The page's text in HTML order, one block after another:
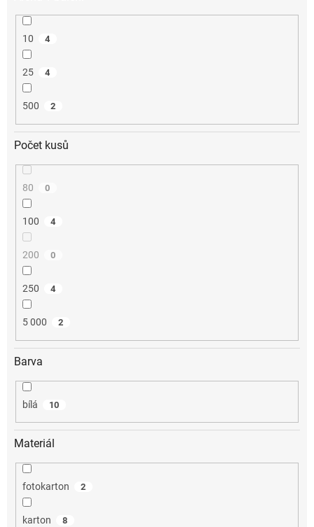
10 4
25 4
500 2
Počet kusů
80 0
100 4
200 0
250 4
5 000 2
Barva
bílá 10
Materiál
fotokarton 2
karton 8